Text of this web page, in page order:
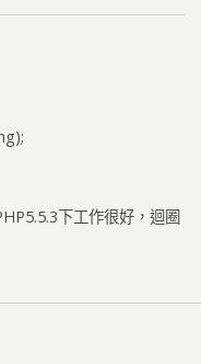
下工作很好，迴圈